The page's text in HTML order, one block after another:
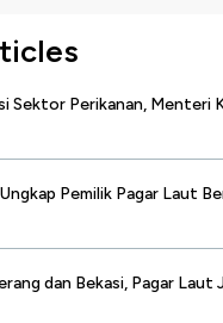
Sektor Perikanan, Menteri
Pemilik Pagar Laut
dan Bekasi, Pagar Laut